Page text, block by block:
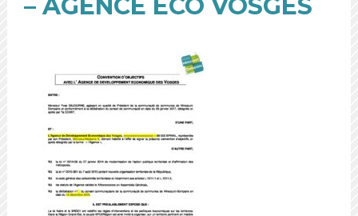
– AGENCE ECO VOSGES